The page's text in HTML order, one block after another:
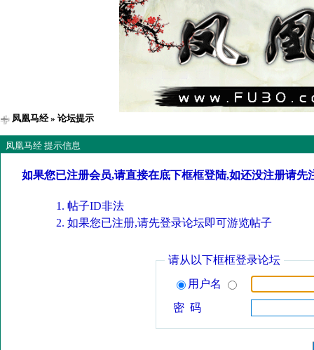
凤凰马经» 论坛提示
凤凰马经 提示信息
如果您已注册会员,请直接在底下框框登陆,如还没注册请先
帖子ID非法
如果您已注册,请先登录论坛即可游览帖子
请从以下框框登录论坛
用户名
密 码